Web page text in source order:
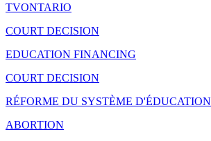
TVONTARIO
COURT DECISION
EDUCATION FINANCING
COURT DECISION
RÉFORME DU SYSTÈME D'ÉDUCATION
ABORTION